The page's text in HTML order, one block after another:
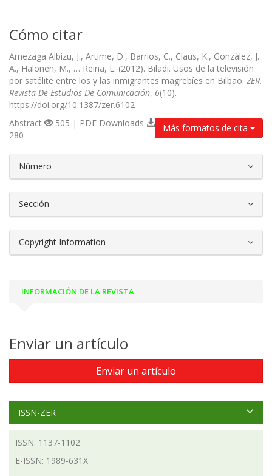
Cómo citar
Amezaga Albizu, J., Artime, D., Barrios, C., Claus, K., González, J.
A., Halonen, M., … Reina, L. (2012). Biladi. Usos de la televisión
por satélite entre los y las inmigrantes magrebíes en Bilbao. ZER.
Revista De Estudios De Comunicación, 6(10).
https://doi.org/10.1387/zer.6102
Más formatos de cita
Abstract
505 | PDF Downloads
280
Número
Sección
Copyright Information
INFORMACIÓN DE LA REVISTA
Enviar un artículo
Enviar un artículo
ISSN-ZER
ISSN: 1137-1102
E-ISSN: 1989-631X